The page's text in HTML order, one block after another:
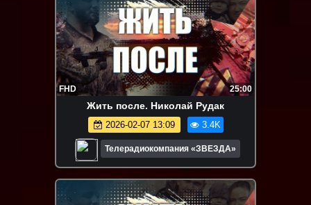
FHD 25:00
Жить после. Николай Рудак
2026-02-07 13:09 3.4K
Телерадиокомпания «ЗВЕЗДА»